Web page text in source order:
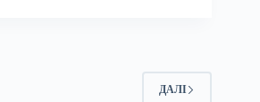
ДАЛІ